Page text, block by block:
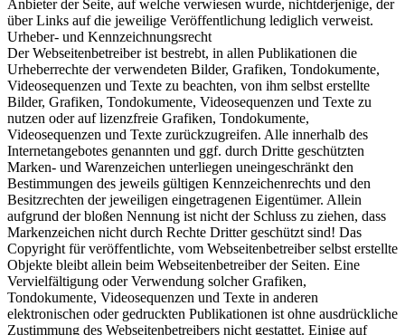
Anbieter der Seite, auf welche verwiesen wurde, nichtderjenige, der
über Links auf die jeweilige Veröffentlichung lediglich verweist.
Urheber- und Kennzeichnungsrecht
Der Webseitenbetreiber ist bestrebt, in allen Publikationen die
Urheberrechte der verwendeten Bilder, Grafiken, Tondokumente,
Videosequenzen und Texte zu beachten, von ihm selbst erstellte
Bilder, Grafiken, Tondokumente, Videosequenzen und Texte zu
nutzen oder auf lizenzfreie Grafiken, Tondokumente,
Videosequenzen und Texte zurückzugreifen. Alle innerhalb des
Internetangebotes genannten und ggf. durch Dritte geschützten
Marken- und Warenzeichen unterliegen uneingeschränkt den
Bestimmungen des jeweils gültigen Kennzeichenrechts und den
Besitzrechten der jeweiligen eingetragenen Eigentümer. Allein
aufgrund der bloßen Nennung ist nicht der Schluss zu ziehen, dass
Markenzeichen nicht durch Rechte Dritter geschützt sind! Das
Copyright für veröffentlichte, vom Webseitenbetreiber selbst erstellte
Objekte bleibt allein beim Webseitenbetreiber der Seiten. Eine
Vervielfältigung oder Verwendung solcher Grafiken,
Tondokumente, Videosequenzen und Texte in anderen
elektronischen oder gedruckten Publikationen ist ohne ausdrückliche
Zustimmung des Webseitenbetreibers nicht gestattet. Einige auf